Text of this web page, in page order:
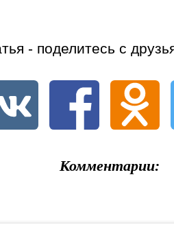
- поделитесь с
Комментарии: